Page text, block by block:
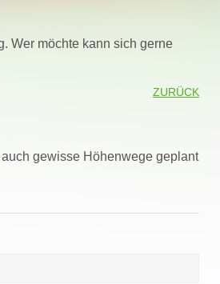
Wer möchte kann sich gerne
ZURÜCK
gewisse Höhenwege geplant